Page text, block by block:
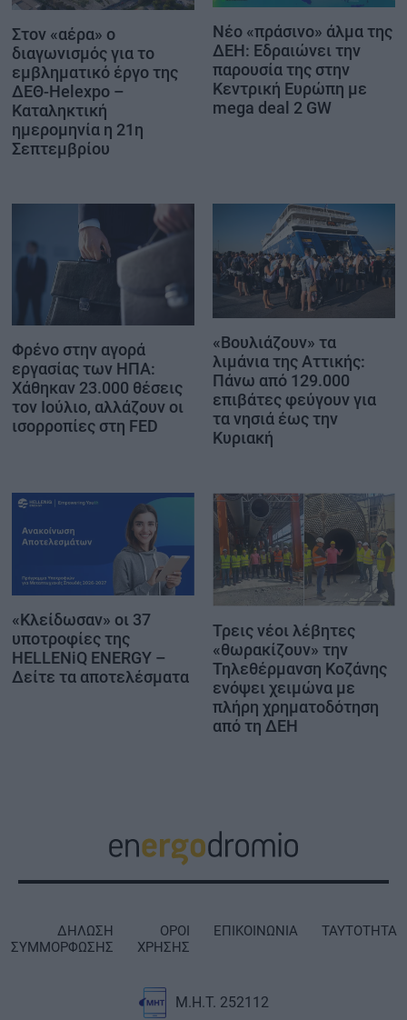
Στον «αέρα» ο
διαγωνισμός για το
εμβληματικό έργο της
ΔΕΘ-Helexpo –
Καταληκτική
ημερομηνία η 21η
Σεπτεμβρίου
Νέο «πράσινο» άλμα της
ΔΕΗ: Εδραιώνει την
παρουσία της στην
Κεντρική Ευρώπη με
mega deal 2 GW
Φρένο στην αγορά
εργασίας των ΗΠΑ:
Χάθηκαν 23.000 θέσεις
τον Ιούλιο, αλλάζουν οι
ισορροπίες στη FED
«Βουλιάζουν» τα
λιμάνια της Αττικής:
Πάνω από 129.000
επιβάτες φεύγουν για
τα νησιά έως την
Κυριακή
«Κλείδωσαν» οι 37
υποτροφίες της
HELLENiQ ENERGY –
Δείτε τα αποτελέσματα
Τρεις νέοι λέβητες
«θωρακίζουν» την
Τηλεθέρμανση Κοζάνης
ενόψει χειμώνα με
πλήρη χρηματοδότηση
από τη ΔΕΗ
Μ.Η.Τ. 252112
ΔΗΛΩΣΗ
ΣΥΜΜΟΡΦΩΣΗΣ
ΟΡΟΙ
ΧΡΗΣΗΣ
ΕΠΙΚΟΙΝΩΝΙΑ ΤΑΥΤΟΤΗΤΑ